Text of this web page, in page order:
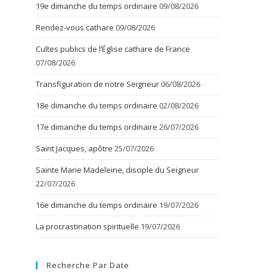
19e dimanche du temps ordinaire 09/08/2026
Rendez-vous cathare 09/08/2026
Cultes publics de l’Église cathare de France
07/08/2026
Transfiguration de notre Seigneur 06/08/2026
18e dimanche du temps ordinaire 02/08/2026
17e dimanche du temps ordinaire 26/07/2026
Saint Jacques, apôtre 25/07/2026
Sainte Marie Madeleine, disciple du Seigneur
22/07/2026
16e dimanche du temps ordinaire 19/07/2026
La procrastination spirituelle 19/07/2026
Recherche Par Date